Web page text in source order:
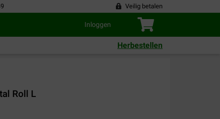
Veilig betalen
Inloggen
Herbestellen
Roll L